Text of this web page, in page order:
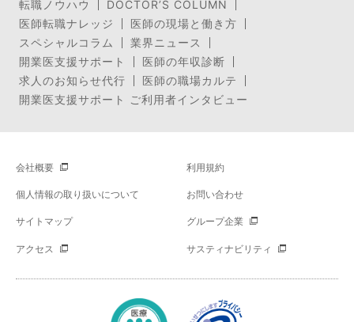
転職ノウハウ
DOCTOR’S COLUMN
医師転職ナレッジ
医師の現場と働き方
スペシャルコラム
業界ニュース
開業医支援サポート
医師の年収診断
求人のお知らせ代行
医師の職場カルテ
開業医支援サポート ご利用者インタビュー
会社概要 利用規約
個人情報の取り扱いについて お問い合わせ
サイトマップ グループ企業
アクセス サスティナビリティ